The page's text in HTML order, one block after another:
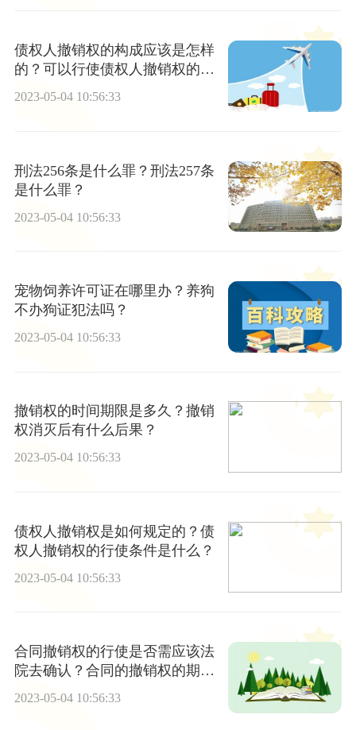
债权人撤销权的构成应该是怎样
的？可以行使债权人撤销权的情
形有哪些？
2023-05-04 10:56:33
刑法256条是什么罪？刑法257条
是什么罪？
2023-05-04 10:56:33
宠物饲养许可证在哪里办？养狗
不办狗证犯法吗？
2023-05-04 10:56:33
撤销权的时间期限是多久？撤销
权消灭后有什么后果？
2023-05-04 10:56:33
债权人撤销权是如何规定的？债
权人撤销权的行使条件是什么？
2023-05-04 10:56:33
合同撤销权的行使是否需应该法
院去确认？合同的撤销权的期间
是多久？
2023-05-04 10:56:33